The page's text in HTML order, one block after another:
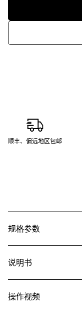
顺丰、偏远地区包邮
规格参数
说明书
操作视频